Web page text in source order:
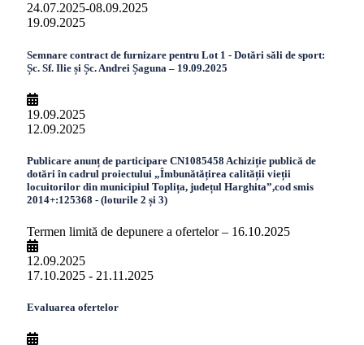
24.07.2025-08.09.2025
19.09.2025
Semnare contract de furnizare pentru Lot 1 - Dotări săli de sport:
Șc. Sf. Ilie și Șc. Andrei Șaguna – 19.09.2025
19.09.2025
12.09.2025
Publicare anunț de participare CN1085458 Achiziție publică de
dotări în cadrul proiectului „Îmbunătățirea calității vieții
locuitorilor din municipiul Toplița, județul Harghita”,cod smis
2014+:125368 - (loturile 2 și 3)
Termen limită de depunere a ofertelor – 16.10.2025
12.09.2025
17.10.2025 - 21.11.2025
Evaluarea ofertelor